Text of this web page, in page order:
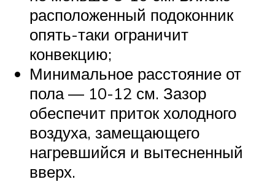
расположенный подоконник
опять-таки ограничит
конвекцию;
Минимальное расстояние от
пола — 10-12 см. Зазор
обеспечит приток холодного
воздуха, замещающего
нагревшийся и вытесненный
вверх.